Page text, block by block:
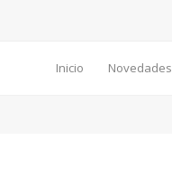
Inicio Novedades